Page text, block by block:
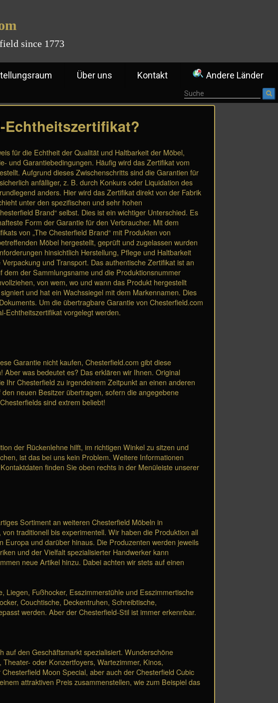
since 1773
Über uns Kontakt Andere Länder
Echtheitszertifikat?
für die Echtheit der Qualität und Haltbarkeit der Möbel,
und Garantiebedingungen. Häufig wird das Zertifikat vom
Aufgrund dieses Zwischenschritts sind die Garantien für
anfälliger, z. B. durch Konkurs oder Liquidation des
anders. Hier wird das Zertifikat direkt von der Fabrik
unter den spezifischen und sehr hohen
Brand“ selbst. Dies ist ein wichtiger Unterschied. Es
Form der Garantie für den Verbraucher. Mit dem
von „The Chesterfield Brand“ mit Produkten von
Möbel hergestellt, geprüft und zugelassen wurden
hinsichtlich Herstellung, Pflege und Haltbarkeit
und Transport. Das authentische Zertifikat ist an
der Sammlungsname und die Produktionsnummer
von wem, wo und wann das Produkt hergestellt
und hat ein Wachssiegel mit dem Markennamen. Dies
Um die übertragbare Garantie von Chesterfield.com
Echtheitszertifikat vorgelegt werden.
Garantie nicht kaufen, Chesterfield.com gibt diese
was bedeutet es? Das erklären wir Ihnen. Original
Chesterfield zu irgendeinem Zeitpunkt an einen anderen
neuen Besitzer übertragen, sofern die angegebene
sind extrem beliebt!
der Rückenlehne hilft, im richtigen Winkel zu sitzen und
ist das bei uns kein Problem. Weitere Informationen
finden Sie oben rechts in der Menüleiste unserer
Sortiment an weiteren Chesterfield Möbeln in
traditionell bis experimentell. Wir haben die Produktion all
und darüber hinaus. Die Produzenten werden jeweils
und der Vielfalt spezialisierter Handwerker kann
neue Artikel hinzu. Dabei achten wir stets auf einen
Liegen, Fußhocker, Esszimmerstühle und Esszimmertische
Couchtische, Deckentruhen, Schreibtische,
werden. Aber der Chesterfield-Stil ist immer erkennbar.
auf den Geschäftsmarkt spezialisiert. Wunderschöne
oder Konzertfoyers, Wartezimmer, Kinos,
Moon Special, aber auch der Chesterfield Cubic
attraktiven Preis zusammenstellen, wie zum Beispiel das